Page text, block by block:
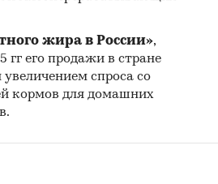
жира в России»,
гг его продажи в стране
спроса со
кормов для домашних